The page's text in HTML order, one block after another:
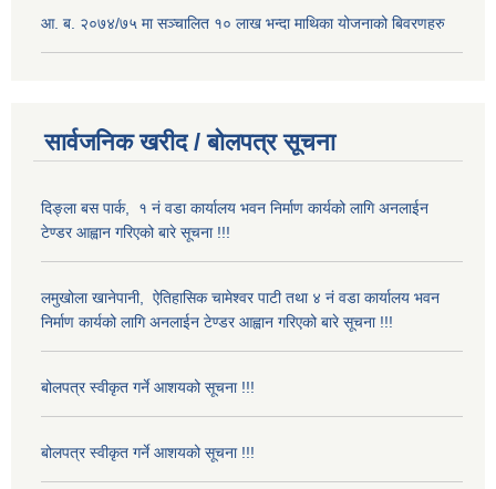
आ. ब. २०७४/७५ मा सञ्चालित १० लाख भन्दा माथिका योजनाको बिवरणहरु
सार्वजनिक खरीद / बोलपत्र सूचना
दिङ्ला बस पार्क, १ नं वडा कार्यालय भवन निर्माण कार्यको लागि अनलाईन
टेण्डर आह्वान गरिएको बारे सूचना !!!
लमुखोला खानेपानी, ऐतिहासिक चामेश्वर पाटी तथा ४ नं वडा कार्यालय भवन
निर्माण कार्यको लागि अनलाईन टेण्डर आह्वान गरिएको बारे सूचना !!!
बोलपत्र स्वीकृत गर्ने आशयको सूचना !!!
बोलपत्र स्वीकृत गर्ने आशयको सूचना !!!